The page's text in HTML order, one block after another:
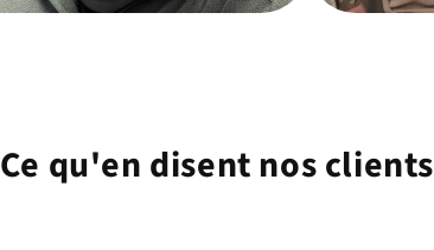
Ce qu'en disent nos clients